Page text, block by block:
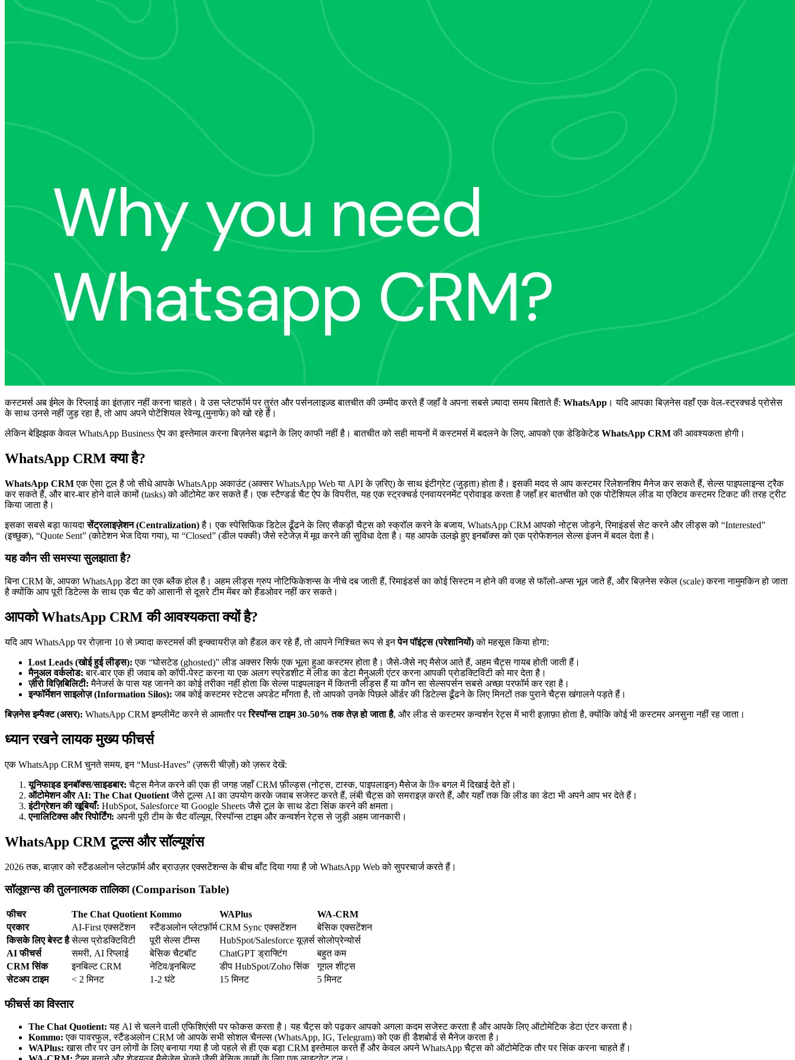
कस्टमर्स अब ईमेल के रिप्लाई का इंतज़ार नहीं करना चाहते। वे उस प्लेटफॉर्म पर तुरंत और पर्सनलाइज़्ड बातचीत की उम्मीद करते हैं जहाँ वे अपना सबसे ज़्यादा समय बिताते हैं: WhatsApp । यदि आपका बिज़नेस वहाँ एक वेल-स्ट्रक्चर्ड प्रोसेस
के साथ उनसे नहीं जुड़ रहा है, तो आप अपने पोटेंशियल रेवेन्यू (मुनाफे) को खो रहे हैं।
लेकिन बेझिझक केवल WhatsApp Business ऐप का इस्तेमाल करना बिज़नेस बढ़ाने के लिए काफी नहीं है। बातचीत को सही मायनों में कस्टमर्स में बदलने के लिए, आपको एक डेडिकेटेड WhatsApp CRMकी आवश्यकता होगी।
WhatsApp CRM क्या है?
WhatsApp CRMएक ऐसा टूल है जो सीधे आपके WhatsApp अकाउंट (अक्सर WhatsApp Web या API के ज़रिए) के साथ इंटीग्रेट (जुड़ता) होता है। इसकी मदद से आप कस्टमर रिलेशनशिप मैनेज कर सकते हैं, सेल्स पाइपलाइन्स ट्रैक
कर सकते हैं, और बार-बार होने वाले कामों (tasks) को ऑटोमेट कर सकते हैं। एक स्टैण्डर्ड चैट ऐप के विपरीत, यह एक स्ट्रक्चर्ड एनवायरनमेंट प्रोवाइड करता है जहाँ हर बातचीत को एक पोटेंशियल लीड या एक्टिव कस्टमर टिकट की तरह ट्रीट
किया जाता है।
इसका सबसे बड़ा फायदासेंट्रलाइज़ेशन (Centralization)है। एक स्पेसिफिक डिटेल ढूँढने के लिए सैकड़ों चैट्स को स्क्रॉल करने के बजाय, WhatsApp CRM आपको नोट्स जोड़ने, रिमाइंडर्स सेट करने और लीड्स को “Interested”
(इच्छुक), “Quote Sent” (कोटेशन भेज दिया गया), या “Closed” (डील पक्की) जैसे स्टेजेज़ में मूव करने की सुविधा देता है। यह आपके उलझे हुए इनबॉक्स को एक प्रोफेशनल सेल्स इंजन में बदल देता है।
यह कौन सी समस्या सुलझाता है?
बिना CRM के, आपका WhatsApp डेटा का एक ब्लैक होल है। अहम लीड्स ग्रुप नोटिफिकेशन्स के नीचे दब जाती हैं, रिमाइंडर्स का कोई सिस्टम न होने की वजह से फॉलो-अप्स भूल जाते हैं, और बिज़नेस स्केल (scale) करना नामुमकिन हो जाता
है क्योंकि आप पूरी डिटेल्स के साथ एक चैट को आसानी से दूसरे टीम मेंबर को हैंडओवर नहीं कर सकते।
आपको WhatsApp CRM की आवश्यकता क्यों है?
यदि आप WhatsApp पर रोज़ाना 10 से ज़्यादा कस्टमर्स की इन्क्वायरीज़ को हैंडल कर रहे हैं, तो आपने निश्चित रूप से इनपेन पॉइंट्स (परेशानियों)को महसूस किया होगा:
Lost Leads (खोई हुई लीड्स): एक “घोसटेड (ghosted)” लीड अक्सर सिर्फ एक भूला हुआ कस्टमर होता है। जैसे-जैसे नए मैसेज आते हैं, अहम चैट्स गायब होती जाती हैं।
मैनुअल वर्कलोड: बार-बार एक ही जवाब को कॉपी-पेस्ट करना या एक अलग स्प्रेडशीट में लीड का डेटा मैनुअली एंटर करना आपकी प्रोडक्टिविटी को मार देता है।
ज़ीरो विज़िबिलिटी: मैनेजर्स के पास यह जानने का कोई तरीका नहीं होता कि सेल्स पाइपलाइन में कितनी लीड्स हैं या कौन सा सेल्सपर्सन सबसे अच्छा परफॉर्म कर रहा है।
इन्फॉर्मेशन साइलोज़ (Information Silos): जब कोई कस्टमर स्टेटस अपडेट माँगता है, तो आपको उनके पिछले ऑर्डर की डिटेल्स ढूँढने के लिए मिनटों तक पुराने चैट्स खंगालने पड़ते हैं।
बिज़नेस इम्पैक्ट (असर): WhatsApp CRM इम्प्लीमेंट करने से आमतौर पररिस्पॉन्स टाइम 30-50% तक तेज़ हो जाता है, और लीड से कस्टमर कन्वर्शन रेट्स में भारी इज़ाफ़ा होता है, क्योंकि कोई भी कस्टमर अनसुना नहीं रह जाता।
ध्यान रखने लायक मुख्य फीचर्स
एक WhatsApp CRM चुनते समय, इन “Must-Haves” (ज़रूरी चीज़ों) को ज़रूर देखें:
यूनिफाइड इनबॉक्स/साइडबार: चैट्स मैनेज करने की एक ही जगह जहाँ CRM फ़ील्ड्स (नोट्स, टास्क, पाइपलाइन) मैसेज के ঠিক बगल में दिखाई देते हों।
ऑटोमेशन और AI: The Chat Quotientजैसे टूल्स AI का उपयोग करके जवाब सजेस्ट करते हैं, लंबी चैट्स को समराइज़ करते हैं, और यहाँ तक कि लीड का डेटा भी अपने आप भर देते हैं।
इंटीग्रेशन की खूबियाँ: HubSpot, Salesforce या Google Sheets जैसे टूल के साथ डेटा सिंक करने की क्षमता।
एनालिटिक्स और रिपोर्टिंग: अपनी पूरी टीम के चैट वॉल्यूम, रिस्पॉन्स टाइम और कन्वर्शन रेट्स से जुड़ी अहम जानकारी।
WhatsApp CRM टूल्स और सॉल्यूशंस
2026 तक, बाज़ार को स्टैंडअलोन प्लेटफ़ॉर्म और ब्राउज़र एक्सटेंशन्स के बीच बाँट दिया गया है जो WhatsApp Web को सुपरचार्ज करते हैं।
सॉलूशन्स की तुलनात्मक तालिका (Comparison Table)
फीचर The Chat Quotient Kommo WAPlus
WA-CRM
प्रकार
AI-First एक्सटेंशन स्टैंडअलोन प्लेटफ़ॉर्म CRM Sync एक्सटेंशन
बेसिक एक्सटेंशन
किसके लिए बेस्ट है सेल्स प्रोडक्टिविटी पूरी सेल्स टीम्स HubSpot/Salesforce यूज़र्स सोलोप्रेन्योर्स
AI फीचर्स
समरी, AI रिप्लाई बेसिक चैटबॉट ChatGPT ड्राफ्टिंग
बहुत कम
CRM सिंक
इनबिल्ट CRM नेटिव/इनबिल्ट डीप HubSpot/Zoho सिंक
गूगल शीट्स
सेटअप टाइम
< 2 मिनट 1-2 घंटे 15 मिनट 5 मिनट
फीचर्स का विस्तार
The Chat Quotient: यह AI से चलने वाली एफिशिएंसी पर फोकस करता है। यह चैट्स को पढ़कर आपको अगला कदम सजेस्ट करता है और आपके लिए ऑटोमेटिक डेटा एंटर करता है।
Kommo: एक पावरफुल, स्टैंडअलोन CRM जो आपके सभी सोशल चैनल्स (WhatsApp, IG, Telegram) को एक ही डैशबोर्ड से मैनेज करता है।
WAPlus: खास तौर पर उन लोगों के लिए बनाया गया है जो पहले से ही एक बड़ा CRM इस्तेमाल करते हैं और केवल अपने WhatsApp चैट्स को ऑटोमेटिक तौर पर सिंक करना चाहते हैं।